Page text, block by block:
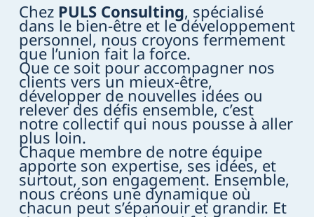
Chez PULS Consulting, spécialisé
dans le bien-être et le développement
personnel, nous croyons fermement
que l’union fait la force.
Que ce soit pour accompagner nos
clients vers un mieux-être,
développer de nouvelles idées ou
relever des défis ensemble, c’est
notre collectif qui nous pousse à aller
plus loin.
Chaque membre de notre équipe
apporte son expertise, ses idées, et
surtout, son engagement. Ensemble,
nous créons une dynamique où
chacun peut s’épanouir et grandir. Et